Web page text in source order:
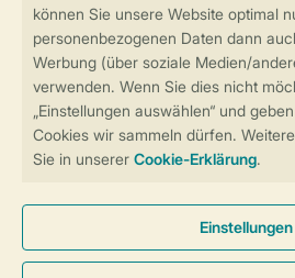
Sicherstellung
Sichere Datenübertragung
Sicheres Bezahlen